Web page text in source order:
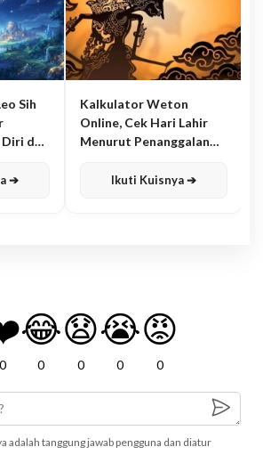
Sih
dan
➔
Kalkulator Weton
Online, Cek Hari Lahir
Menurut Penanggalan
Ikuti Kuisnya ➔
0
😂
0
😧
0
😭
0
😡
0
adalah tanggung jawab pengguna dan diatur